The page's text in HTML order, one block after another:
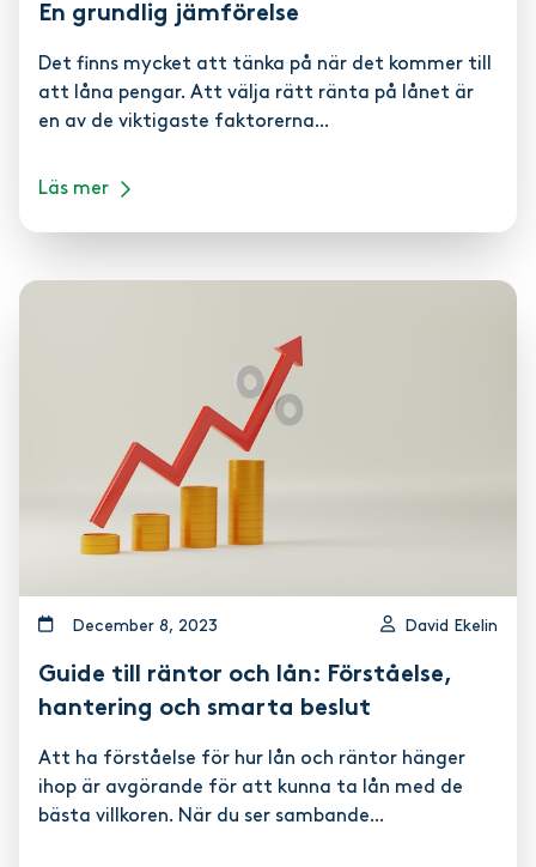
En grundlig jämförelse
Det finns mycket att tänka på när det kommer till
att låna pengar. Att välja rätt ränta på lånet är
en av de viktigaste faktorerna...
Läs mer
december 8, 2023 David Ekelin
Guide till räntor och lån: Förståelse,
hantering och smarta beslut
Att ha förståelse för hur lån och räntor hänger
ihop är avgörande för att kunna ta lån med de
bästa villkoren. När du ser sambande...